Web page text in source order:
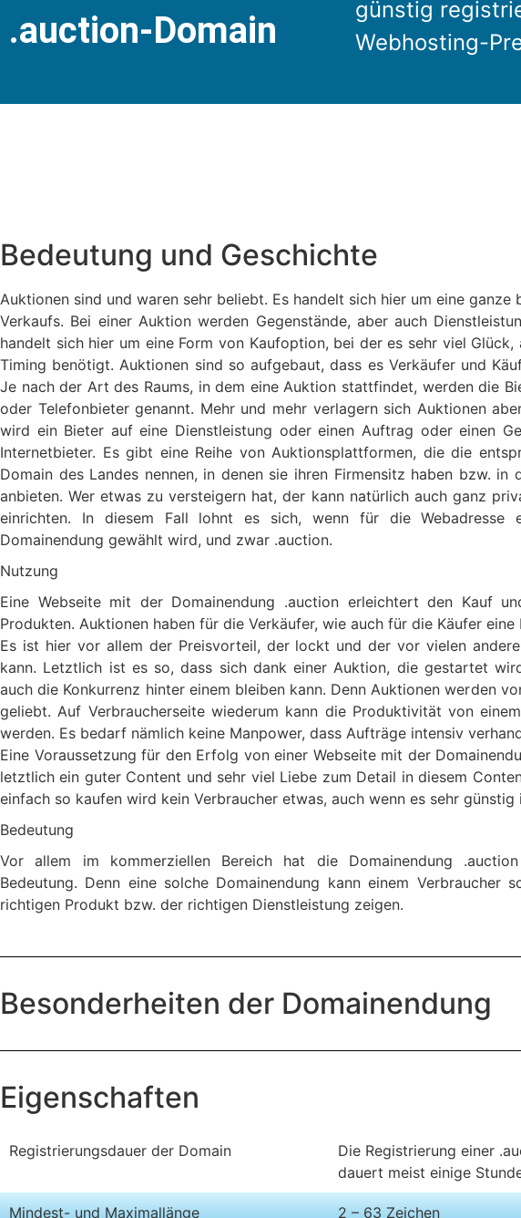
.auction-Domain
günstig
Webhosting-
Bedeutung und Geschichte
Auktionen sind und waren sehr beliebt. Es handelt sich hier um eine ganze
Verkaufs. Bei einer Auktion werden Gegenstände, aber auch
handelt sich hier um eine Form von Kaufoption, bei der es sehr viel Glück,
Timing benötigt. Auktionen sind so aufgebaut, dass es Verkäufer und
Je nach der Art des Raums, in dem eine Auktion stattfindet, werden die
oder Telefonbieter genannt. Mehr und mehr verlagern sich Auktionen
wird ein Bieter auf eine Dienstleistung oder einen Auftrag oder einen
Internetbieter. Es gibt eine Reihe von Auktionsplattformen, die die
Domain des Landes nennen, in denen sie ihren Firmensitz haben bzw. in
anbieten. Wer etwas zu versteigern hat, der kann natürlich auch ganz
einrichten. In diesem Fall lohnt es sich, wenn für die Webadresse
Domainendung gewählt wird, und zwar .auction.
Nutzung
Eine Webseite mit der Domainendung .auction erleichtert den Kauf
Produkten. Auktionen haben für die Verkäufer, wie auch für die Käufer eine
Es ist hier vor allem der Preisvorteil, der lockt und der vor vielen
kann. Letztlich ist es so, dass sich dank einer Auktion, die gestartet
auch die Konkurrenz hinter einem bleiben kann. Denn Auktionen werden
geliebt. Auf Verbraucherseite wiederum kann die Produktivität von
werden. Es bedarf nämlich keine Manpower, dass Aufträge intensiv
Eine Voraussetzung für den Erfolg von einer Webseite mit der
letztlich ein guter Content und sehr viel Liebe zum Detail in diesem
einfach so kaufen wird kein Verbraucher etwas, auch wenn es sehr günstig
Bedeutung
Vor allem im kommerziellen Bereich hat die Domainendung
Bedeutung. Denn eine solche Domainendung kann einem Verbraucher
richtigen Produkt bzw. der richtigen Dienstleistung zeigen.
Besonderheiten der Domainendung
Eigenschaften
Registrierungsdauer der Domain
Die Registrierung einer
dauert meist einige
Mindest- und Maximallänge 2 – 63 Zeichen